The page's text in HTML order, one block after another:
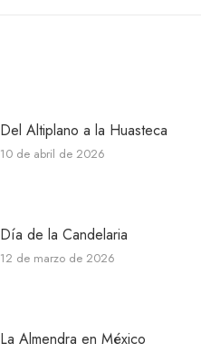
Del Altiplano a la Huasteca
10 de abril de 2026
Día de la Candelaria
12 de marzo de 2026
La Almendra en México